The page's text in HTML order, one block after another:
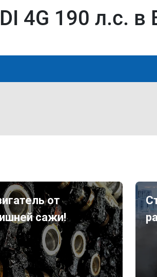
4G 190 л.с.
от
сажи!